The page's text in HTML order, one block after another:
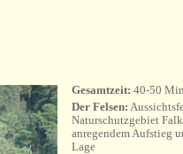
Gesamtzeit: 40-50
Der Felsen:
Naturschutzgebiet
anregendem Aufstieg
Lage